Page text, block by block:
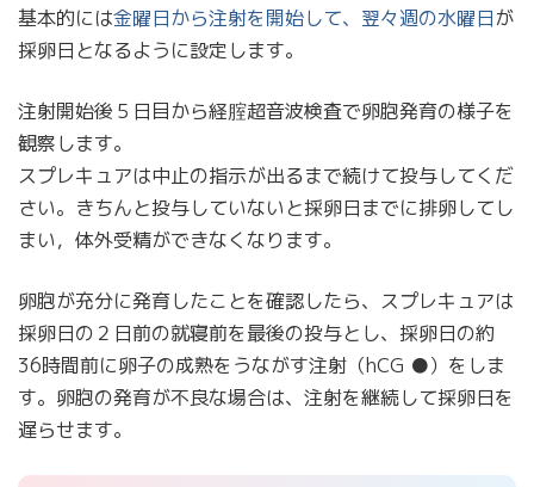
基本的には金曜日から注射を開始して、翌々週の水曜日が
採卵日となるように設定します。
注射開始後５日目から経腟超音波検査で卵胞発育の様子を
観察します。
スプレキュアは中止の指示が出るまで続けて投与してくだ
さい。きちんと投与していないと採卵日までに排卵してし
まい，体外受精ができなくなります。
卵胞が充分に発育したことを確認したら、スプレキュアは
採卵日の２日前の就寝前を最後の投与とし、採卵日の約
36時間前に卵子の成熟をうながす注射（hCG ●）をしま
す。卵胞の発育が不良な場合は、注射を継続して採卵日を
遅らせます。